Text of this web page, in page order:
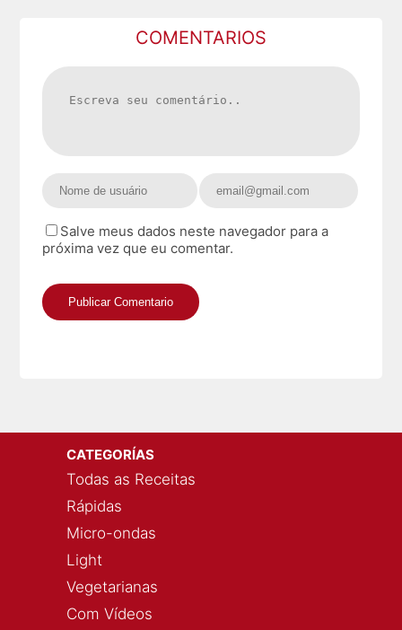
COMENTARIOS
Salve meus dados neste navegador para a
próxima vez que eu comentar.
CATEGORÍAS
Todas as Receitas
Rápidas
Micro-ondas
Light
Vegetarianas
Com Vídeos